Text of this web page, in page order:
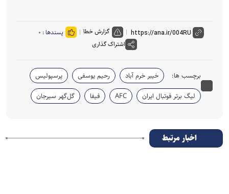
گزارش خطا پسندها : ۰
اشتراک گذاری
برچسب ها: خیبر خرم آباد رحیم یوسفی
پرسپولیس
لیگ برتر فوتبال ایران
AFC فیفا گل‌گهر سیرجان
اخبار مرتبط